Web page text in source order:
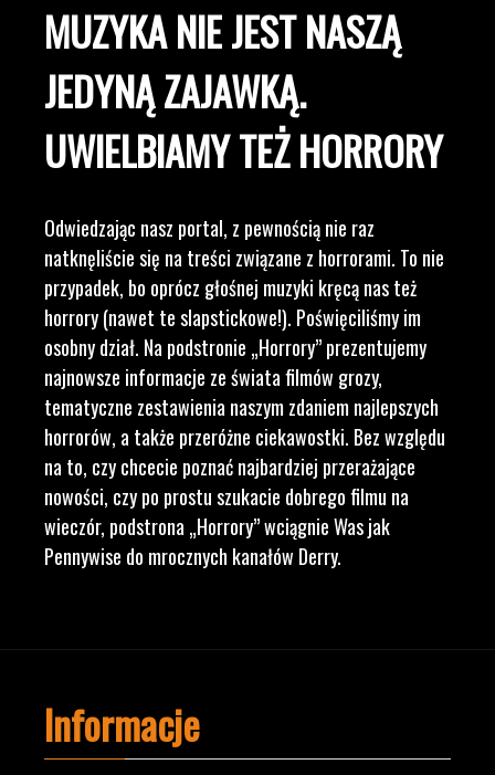
MUZYKA NIE JEST NASZĄ
JEDYNĄ ZAJAWKĄ.
UWIELBIAMY TEŻ HORRORY
Odwiedzając nasz portal, z pewnością nie raz
natknęliście się na treści związane z horrorami. To nie
przypadek, bo oprócz głośnej muzyki kręcą nas też
horrory (nawet te slapstickowe!). Poświęciliśmy im
osobny dział. Na podstronie „Horrory” prezentujemy
najnowsze informacje ze świata filmów grozy,
tematyczne zestawienia naszym zdaniem najlepszych
horrorów, a także przeróżne ciekawostki. Bez względu
na to, czy chcecie poznać najbardziej przerażające
nowości, czy po prostu szukacie dobrego filmu na
wieczór, podstrona „Horrory” wciągnie Was jak
Pennywise do mrocznych kanałów Derry.
Informacje